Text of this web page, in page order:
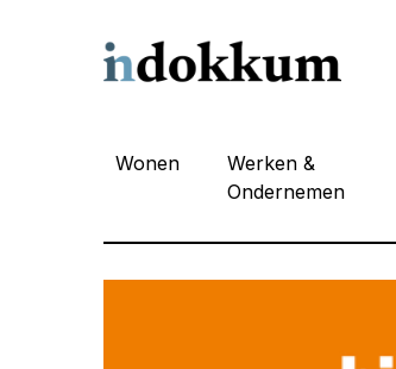
Wonen
Werken &
Ondernemen